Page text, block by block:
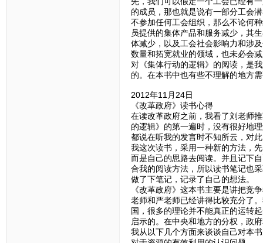
的成员，那也就是说有一部分工会
不参加任何工会组织，那么不论何
员提供的集体产品和服务减少，其
体减少，以及工会社会影响力和涉
数量和拓宽就业的领域，也未必会
对《集体行动的逻辑》的阅读，是
的。在本书中也有些不理解的地方
2012年11月24日
《改革政府》读书心得
在读改革政府之前，我看了刘老师
的逻辑》的第一遍时，没有很好地
都说在听我的发言时不知所云，对
我这次读书，采用一种新的方法，
而是自己的思路去阅读。并且记下
合我的阅读方法，所以读书笔记也
做了下笔记，记录了自己的想法。
《改革政府》这本书主要是讲把竞
老师和严老师已经讲得比较充分了
国，很多的理论并不能真正的运转
启示的。在中央和地方的分权，政
我从以下几个方面来谈谈自己对本